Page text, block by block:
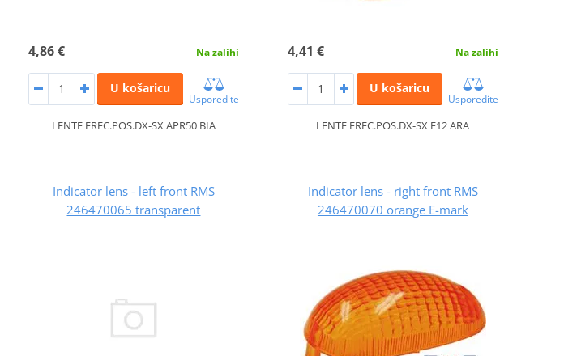
4,86 € Na zalihi
U košaricu
Usporedite
LENTE FREC.POS.DX-SX APR50 BIA
4,41 € Na zalihi
U košaricu
Usporedite
LENTE FREC.POS.DX-SX F12 ARA
Indicator lens - left front RMS
246470065 transparent
Indicator lens - right front RMS
246470070 orange E-mark